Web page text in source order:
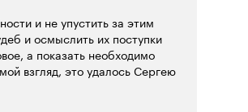
исторические
странным фехтование (в
миру (только
во много раз
света') сотворили беглый
и не упустить за этим
и осмыслить их поступки
а показать необходимо
взгляд, это удалось Сергею
канва фильма задумывалась